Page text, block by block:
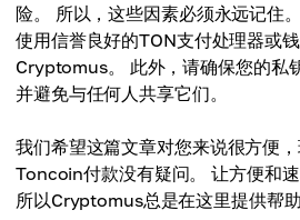
险。 所以，这些因素必须永远记住
使用信誉良好的TON支付处理器或
Cryptomus。 此外，请确保您的私
并避免与任何人共享它们。
我们希望这篇文章对您来说很方便
Toncoin付款没有疑问。 让方便和
所以Cryptomus总是在这里提供帮助